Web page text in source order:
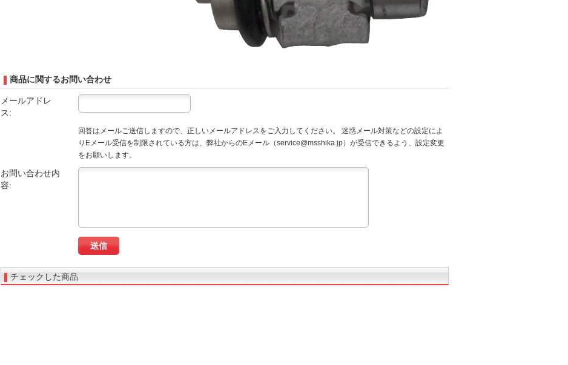
商品に関するお問い合わせ
メールアドレ
ス:
回答はメールご送信しますので、正しいメールアドレスをご入力してください。 迷惑メール対策などの設定によ
りEメール受信を制限されている方は、弊社からのEメール（service@msshika.jp）が受信できるよう、設定変更
をお願いします。
お問い合わせ内
容:
チェックした商品